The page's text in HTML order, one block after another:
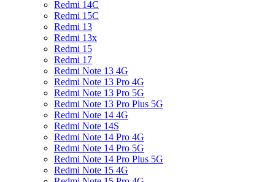
Redmi 14C
Redmi 15C
Redmi 13
Redmi 13x
Redmi 15
Redmi 17
Redmi Note 13 4G
Redmi Note 13 Pro 4G
Redmi Note 13 Pro 5G
Redmi Note 13 Pro Plus 5G
Redmi Note 14 4G
Redmi Note 14S
Redmi Note 14 Pro 4G
Redmi Note 14 Pro 5G
Redmi Note 14 Pro Plus 5G
Redmi Note 15 4G